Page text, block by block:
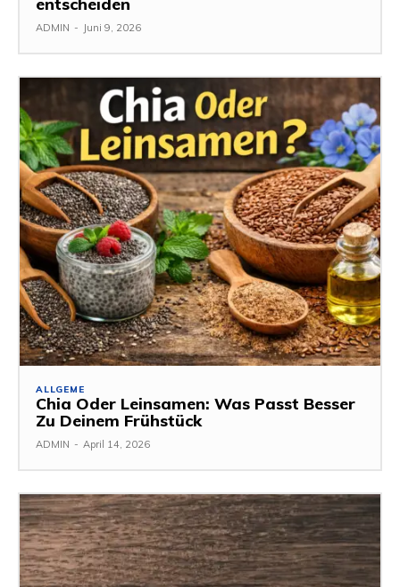
entscheiden
ADMIN - Juni 9, 2026
ALLGEME
Chia Oder Leinsamen: Was Passt Besser
Zu Deinem Frühstück
ADMIN - April 14, 2026